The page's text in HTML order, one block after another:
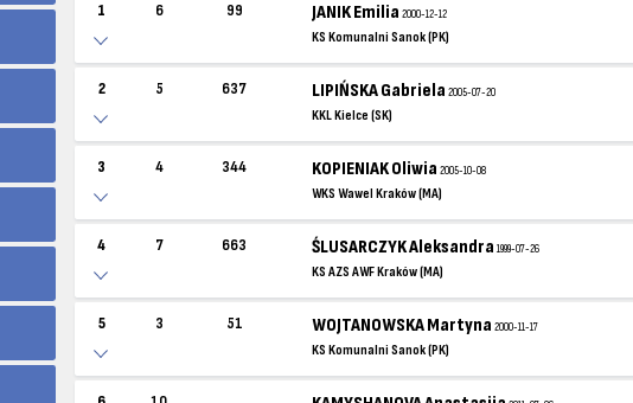
1 6 99 JANIK Emilia2000-12-12
KS Komunalni Sanok (PK)
2 5 637 LIPIŃSKA Gabriela2005-07-20
KKL Kielce (SK)
3 4 344 KOPIENIAK Oliwia2005-10-08
WKS Wawel Kraków (MA)
4 7 663 ŚLUSARCZYK Aleksandra1999-07-26
KS AZS AWF Kraków (MA)
5 3 51 WOJTANOWSKA Martyna2000-11-17
KS Komunalni Sanok (PK)